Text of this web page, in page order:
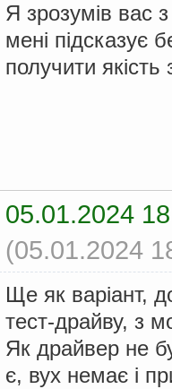
Я зрозумів вас
мені підсказує
получити
05.01.2024
(05.01.2024
Ще як варіант,
тест-драйву, з
Як драйвер не
є, вух немає і